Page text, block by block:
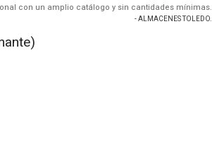
con un amplio catálogo y sin cantidades mínimas.
- ALMACENES TOLEDO.